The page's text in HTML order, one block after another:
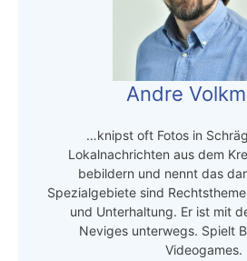
Andre
…knipst oft Fotos in
Lokalnachrichten aus dem
bebildern und nennt das
Spezialgebiete sind
und Unterhaltung. Er ist mit
Neviges unterwegs. Spielt
Videogames.